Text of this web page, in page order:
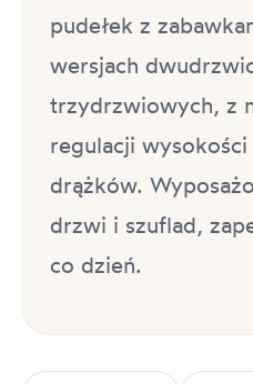
pudełek z
wersjach
trzydrzwiowych, z
regulacji wysokości
drążków.
drzwi i szuflad,
co dzień.